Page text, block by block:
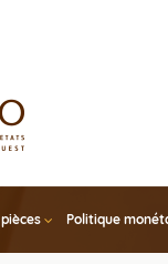
Politique